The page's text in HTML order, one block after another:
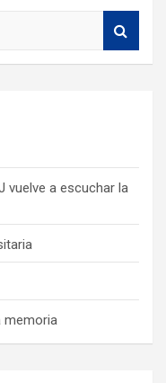
vuelve a escuchar la
memoria